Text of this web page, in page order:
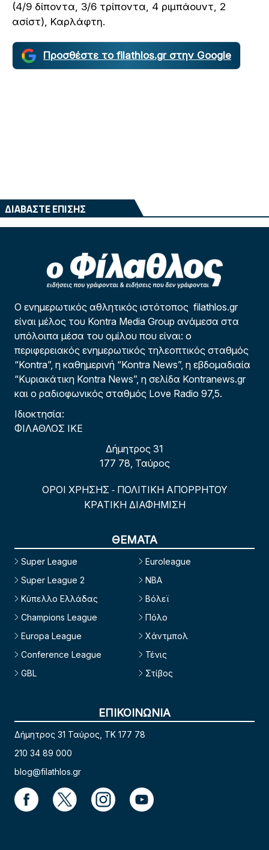
(4/9 δίποντα, 3/6 τρίποντα, 4 ριμπάουντ, 2
ασίστ), Καρλάφτη.
Προσθέστε το filathlos.gr στην Google
ΔΙΑΒΑΣΤΕ ΕΠΙΣΗΣ
Ο ενημερωτικός αθλητικός ιστότοπος filathlos.gr
είναι μέλος του Kontra Media Group ανάμεσα στα
υπόλοιπα μέσα του ομίλου που είναι: ο
περιφερειακός ενημερωτικός τηλεοπτικός σταθμός
“Kontra”, η καθημερινή “Kontra News”, η εβδομαδιαία
“Κυριακάτικη Kontra News”, η σελίδα Kontranews.gr
και ο ραδιοφωνικός σταθμός Love Radio 97,5.
Ιδιοκτησία:
ΦΙΛΑΘΛΟΣ ΙΚΕ
Δήμητρος 31
177 78, Ταύρος
ΟΡΟΙ ΧΡΗΣΗΣ - ΠΟΛΙΤΙΚΗ ΑΠΟΡΡΗΤΟΥ
ΚΡΑΤΙΚΗ ΔΙΑΦΗΜΙΣΗ
ΘΕΜΑΤΑ
Super League
Super League 2
Κύπελλο Ελλάδας
Champions League
Europa League
Conference League
GBL
Euroleague
NBA
Βόλεϊ
Πόλο
Χάντμπολ
Τένις
Στίβος
ΕΠΙΚΟΙΝΩΝΙΑ
Δήμητρος 31 Ταύρος, TK 177 78
210 34 89 000
blog@filathlos.gr